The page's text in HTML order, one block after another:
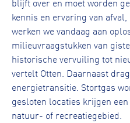
kennis en ervaring van
werken we vandaag aan
milieuvraagstukken van
historische vervuiling tot
vertelt Otten. Daarnaast
energietransitie. Stortgas
gesloten locaties krijgen
natuur- of recreatiegebied.